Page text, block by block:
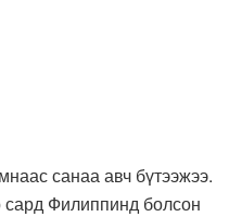
санаа авч бүтээжээ.
сард Филиппинд болсон